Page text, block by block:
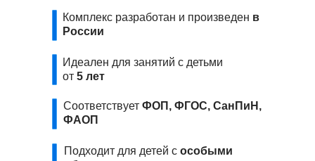
Подходит для детей с особыми
Комплекс разработан и произведен в
России
Соответствует ФОП, ФГОС, СанПиН,
ФАОП
Идеален для занятий с детьми
от 5 лет